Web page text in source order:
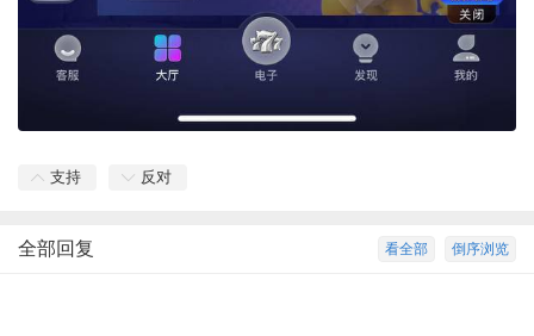
支持 反对
倒序浏览
看全部
全部回复